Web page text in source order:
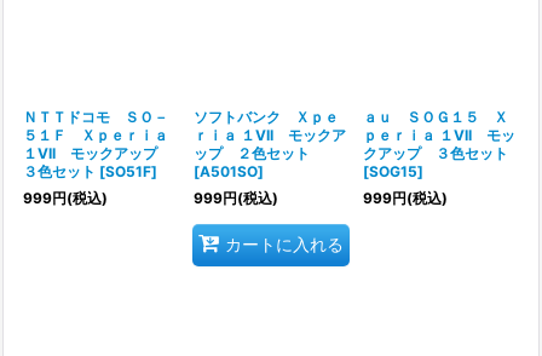
ＮＴＴドコモ ＳＯ－
５１Ｆ Ｘｐｅｒｉａ
１VII モックアップ
３色セット [SO51F]
999円(税込)
ソフトバンク Ｘｐｅ
ｒｉａ １VII モックア
ップ ２色セット
[A501SO]
999円(税込)
カートに入れる
ａｕ ＳＯＧ１５ Ｘ
ｐｅｒｉａ １VII モッ
クアップ ３色セット
[SOG15]
999円(税込)